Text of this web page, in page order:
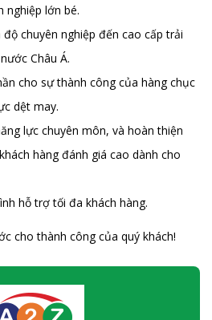
nghiệp lớn bé.
chuyên nghiệp đến cao cấp trải
Châu Á.
cho sự thành công của hàng chục
dệt may.
lực chuyên môn, và hoàn thiện
hàng đánh giá cao dành cho
hỗ trợ tối đa khách hàng.
cho thành công của quý khách!